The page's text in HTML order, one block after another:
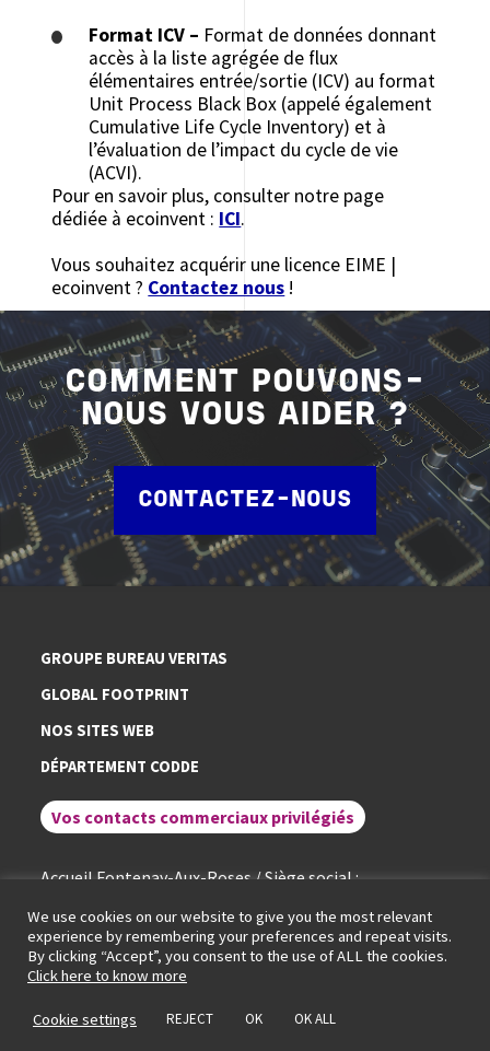
Format ICV – Format de données donnant
accès à la liste agrégée de flux
élémentaires entrée/sortie (ICV) au format
Unit Process Black Box (appelé également
Cumulative Life Cycle Inventory) et à
l’évaluation de l’impact du cycle de vie
(ACVI).
Pour en savoir plus, consulter notre page
dédiée à ecoinvent : ICI.
Vous souhaitez acquérir une licence EIME |
ecoinvent ? Contactez nous !
COMMENT POUVONS-
NOUS VOUS AIDER ?
CONTACTEZ-NOUS
GROUPE BUREAU VERITAS
GLOBAL FOOTPRINT
NOS SITES WEB
DÉPARTEMENT CODDE
Vos contacts commerciaux privilégiés
Accueil Fontenay-Aux-Roses / Siège social :
Conditions générales de service Mentions légales
Politique de cookies
Politique de protection des données
We use cookies on our website to give you the most relevant
experience by remembering your preferences and repeat visits.
By clicking “Accept”, you consent to the use of ALL the cookies.
Click here to know more
Cookie settings REJECT OK OK ALL